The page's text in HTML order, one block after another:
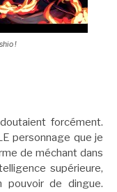
!
forcément.
personnage que je
de méchant dans
supérieure,
pouvoir de dingue.